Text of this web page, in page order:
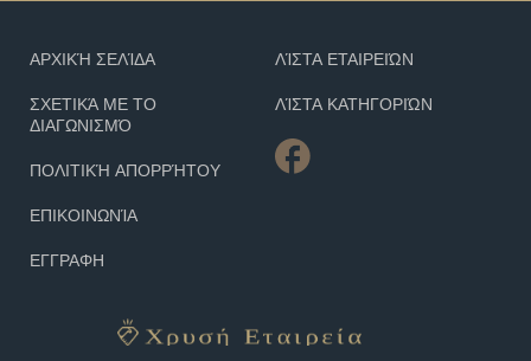
ΑΡΧΙΚΉ ΣΕΛΊΔΑ
ΣΧΕΤΙΚΆ ΜΕ ΤΟ
ΔΙΑΓΩΝΙΣΜΌ
ΠΟΛΙΤΙΚΉ ΑΠΟΡΡΉΤΟΥ
ΕΠΙΚΟΙΝΩΝΊΑ
ΕΓΓΡΑΦΗ
ΛΊΣΤΑ ΕΤΑΙΡΕΙΏΝ
ΛΊΣΤΑ ΚΑΤΗΓΟΡΙΏΝ